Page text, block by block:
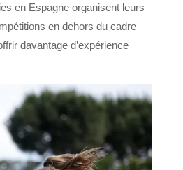
en Espagne organisent leurs
en dehors du cadre
davantage d’expérience